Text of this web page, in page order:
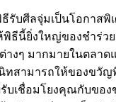
บศีลจุ่มเป็นโอกาส
ธีนี้ยิ่งใหญ่ของชำร่
ๆ มากมายในตลาด
สามารถให้ของขวัญ
เชื่อมโยงคุณกับขอ